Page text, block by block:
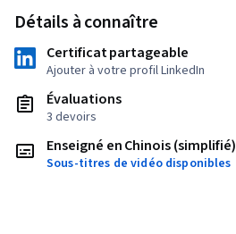
Détails à connaître
Certificat partageable
Ajouter à votre profil LinkedIn
Évaluations
3 devoirs
Enseigné en Chinois (simplifié)
Sous-titres de vidéo disponibles